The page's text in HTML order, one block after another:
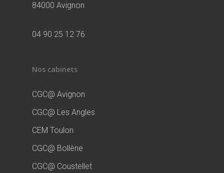
84000 Avignon
04 90 25 12 76
Nos cabinets
CGC@ Avignon
CGC@ Les Angles
CEM Toulon
CGC@ Bollène
CGC@ Coustellet